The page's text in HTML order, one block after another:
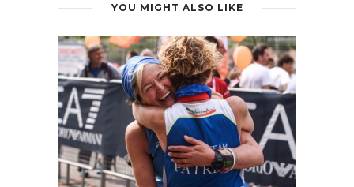
YOU MIGHT ALSO LIKE